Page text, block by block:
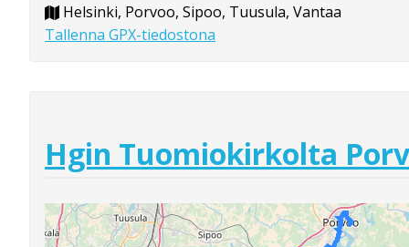
Helsinki, Porvoo, Sipoo, Tuusula, Vantaa
Tallenna GPX-tiedostona
Hgin Tuomiokirkolta